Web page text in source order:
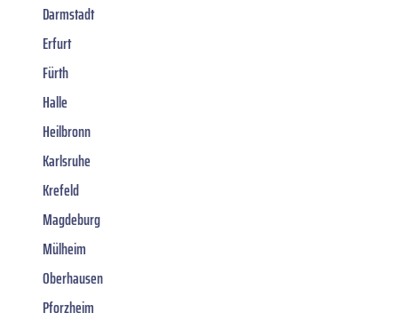
Darmstadt
Erfurt
Fürth
Halle
Heilbronn
Karlsruhe
Krefeld
Magdeburg
Mülheim
Oberhausen
Pforzheim